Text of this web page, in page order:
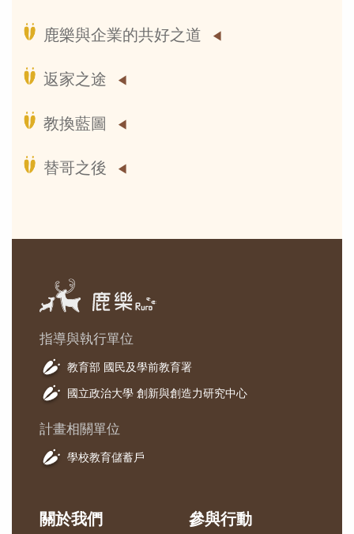
鹿樂與企業的共好之道
返家之途
教換藍圖
替哥之後
指導與執行單位
教育部 國民及學前教育署
國立政治大學 創新與創造力研究中心
計畫相關單位
學校教育儲蓄戶
關於我們 參與行動